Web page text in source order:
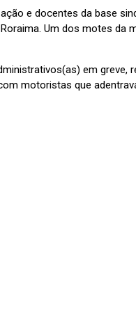
e docentes da base
Um dos motes da
em greve,
motoristas que